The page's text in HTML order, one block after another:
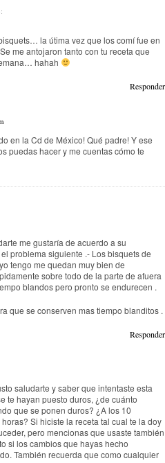
la útima vez que los comí fue en
me antojaron tanto con tu receta que
hahah
Responder
en la Cd de México! Qué padre! Y ese
puedas hacer y me cuentas cómo te
me gustaría de acuerdo a su
problema siguiente .- Los bisquets de
tengo me quedan muy bien de
sobre todo de la parte de afuera
blandos pero pronto se endurecen .
que se conserven mas tiempo blanditos .
Responder
saludarte y saber que intentaste esta
te hayan puesto duros, ¿de cuánto
que se ponen duros? ¿A los 10
Si hiciste la receta tal cual te la doy
pero mencionas que usaste también
si los cambios que hayas hecho
También recuerda que como cualquier